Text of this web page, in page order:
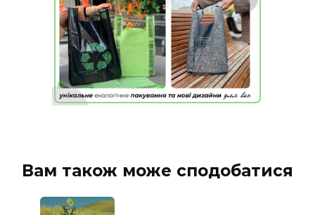
Вам також може сподобатися